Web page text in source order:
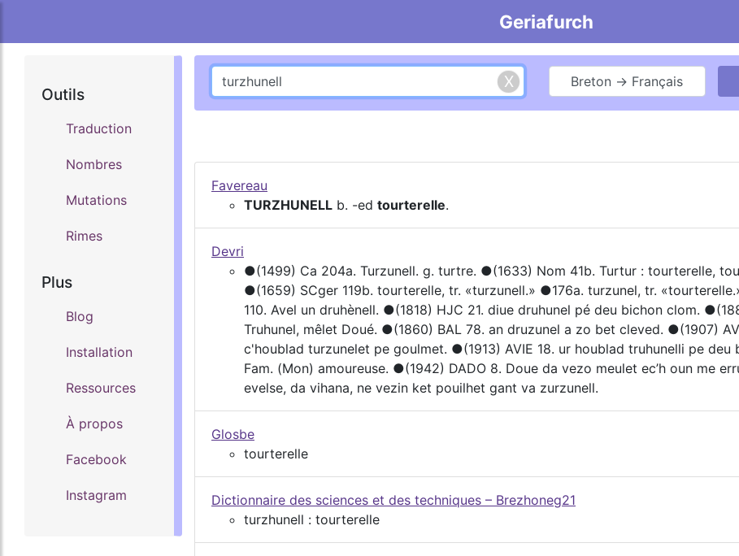
Geriafurch
Outils
Traduction
Nombres
Mutations
Rimes
Plus
Blog
Installation
Ressources
À propos
Facebook
Instagram
Breton → Français
Favereau
TURZHUNELL b. -ed tourterelle.
Devri
●(1499) Ca 204a. Turzunell. g. turtre. ●(1633) Nom 41b. Turtur : tourterelle,
●(1659) SCger 119b. tourterelle, tr. «turzunell.» ●176a. turzunel, tr.
110. Avel un druhènell. ●(1818) HJC 21. diue druhunel pé deu bichon clom.
Truhunel, mêlet Doué. ●(1860) BAL 78. an druzunel a zo bet cleved. ●(1907)
c'houblad turzunelet pe goulmet. ●(1913) AVIE 18. ur houblad truhunelli pe deu
Fam. (Mon) amoureuse. ●(1942) DADO 8. Doue da vezo meulet ec’h oun me
evelse, da vihana, ne vezin ket pouilhet gant va zurzunell.
Glosbe
tourterelle
Dictionnaire des sciences et des techniques – Brezhoneg21
turzhunell : tourterelle